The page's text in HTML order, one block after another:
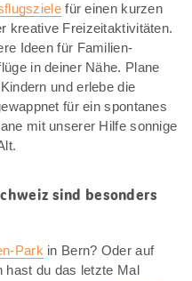
für einen kurzen
kreative Freizeitaktivitäten.
Ideen für Familien-
in deiner Nähe. Plane
und erlebe die
für ein spontanes
mit unserer Hilfe sonnige
sind besonders
Park in Bern? Oder auf
hast du das letzte Mal